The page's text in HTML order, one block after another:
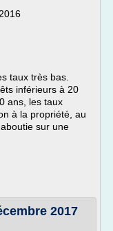
taux très bas.
inférieurs à 20
ans, les taux
à la propriété, au
sur une
2017